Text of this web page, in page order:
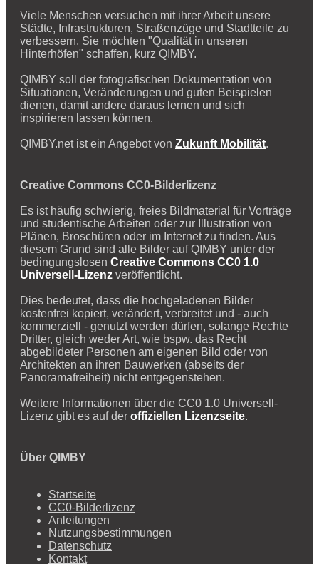
Viele Menschen versuchen mit ihrer Arbeit unsere
Städte, Infrastrukturen, Straßenzüge und Stadtteile zu
verbessern. Sie möchten "Qualität in unseren
Hinterhöfen" schaffen, kurz QIMBY.
QIMBY soll der fotografischen Dokumentation von
Situationen, Veränderungen und guten Beispielen
dienen, damit andere daraus lernen und sich
inspirieren lassen können.
QIMBY.net ist ein Angebot von Zukunft Mobilität.
Creative Commons CC0-Bilderlizenz
Es ist häufig schwierig, freies Bildmaterial für Vorträge
und studentische Arbeiten oder zur Illustration von
Plänen, Broschüren oder im Internet zu finden. Aus
diesem Grund sind alle Bilder auf QIMBY unter der
bedingungslosen Creative Commons CC0 1.0
Universell-Lizenz veröffentlicht.
Dies bedeutet, dass die hochgeladenen Bilder
kostenfrei kopiert, verändert, verbreitet und - auch
kommerziell - genutzt werden dürfen, solange Rechte
Dritter, gleich weder Art, wie bspw. das Recht
abgebildeter Personen am eigenen Bild oder von
Architekten an ihren Bauwerken (abseits der
Panoramafreiheit) nicht entgegenstehen.
Weitere Informationen über die CC0 1.0 Universell-
Lizenz gibt es auf der offiziellen Lizenzseite.
Über QIMBY
Startseite
CC0-Bilderlizenz
Anleitungen
Nutzungsbestimmungen
Datenschutz
Kontakt